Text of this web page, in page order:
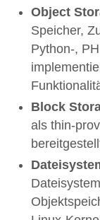
Object
Speicher,
Python-,
Block
als thin-